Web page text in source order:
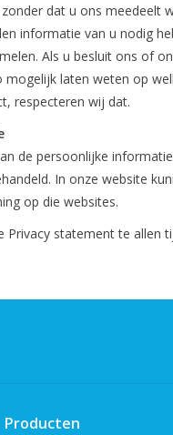
dat u ons
informatie van u nodig
Als u besluit ons of
laten weten op
respecteren wij dat.
de persoonlijke
In onze website
op die websites.
statement te
Producten